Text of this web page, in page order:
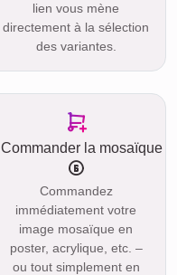
lien vous mène
directement à la sélection
des variantes.
Commander la mosaïque
Commandez
immédiatement votre
image mosaïque en
poster, acrylique, etc. –
ou tout simplement en